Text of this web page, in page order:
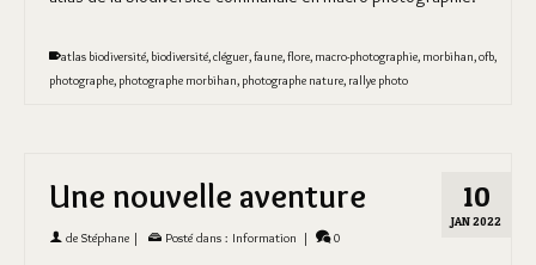
atlas biodiversité, biodiversité,cléguer,faune,flore, macro-photographie, morbihan,ofb,
photographe, photographe morbihan, photographe nature, rallye photo
10
JAN 2022
Une nouvelle aventure
de Stéphane | Posté dans : Information | 0